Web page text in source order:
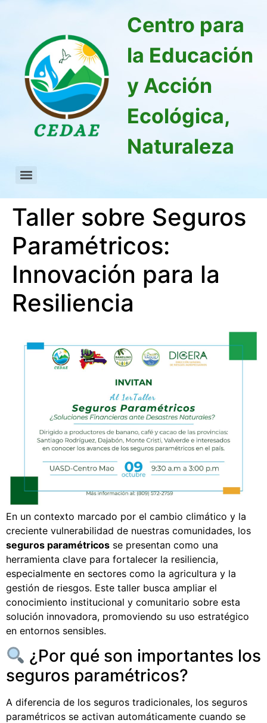
Centro para
la Educación
y Acción
Ecológica,
Naturaleza
Taller sobre Seguros
Paramétricos:
Innovación para la
Resiliencia
En un contexto marcado por el cambio climático y la
creciente vulnerabilidad de nuestras comunidades, los
seguros paramétricos se presentan como una
herramienta clave para fortalecer la resiliencia,
especialmente en sectores como la agricultura y la
gestión de riesgos. Este taller busca ampliar el
conocimiento institucional y comunitario sobre esta
solución innovadora, promoviendo su uso estratégico
en entornos sensibles.
¿Por qué son importantes los
seguros paramétricos?
A diferencia de los seguros tradicionales, los seguros
paramétricos se activan automáticamente cuando se